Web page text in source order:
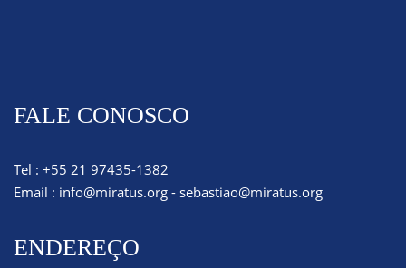
FALE CONOSCO
Tel : +55 21 97435-1382
Email : info@miratus.org - sebastiao@miratus.org
ENDEREÇO